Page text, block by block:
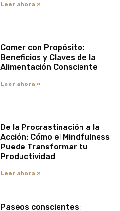
Leer ahora »
Comer con Propósito:
Beneficios y Claves de la
Alimentación Consciente
Leer ahora »
De la Procrastinación a la
Acción: Cómo el Mindfulness
Puede Transformar tu
Productividad
Leer ahora »
Paseos conscientes: